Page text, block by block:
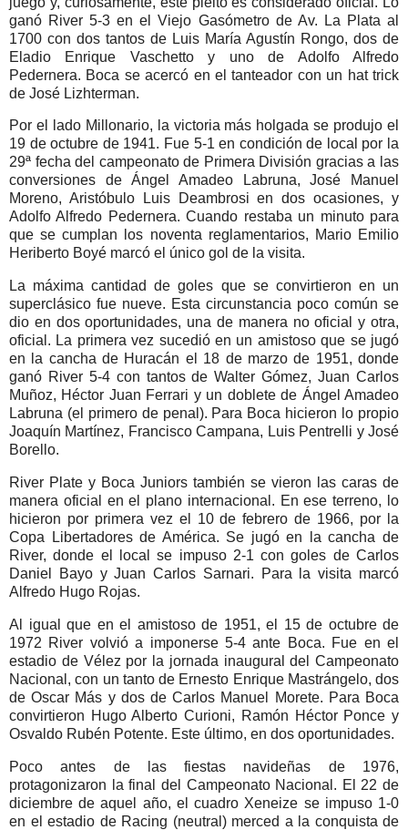
ganó River 5-3 en el Viejo Gasómetro de Av. La Plata al
1700 con dos tantos de Luis María Agustín Rongo, dos de
Eladio Enrique Vaschetto y uno de Adolfo Alfredo
Pedernera. Boca se acercó en el tanteador con un hat trick
de José Lizhterman.
Por el lado Millonario, la victoria más holgada se produjo el
19 de octubre de 1941. Fue 5-1 en condición de local por la
29ª fecha del campeonato de Primera División gracias a las
conversiones de Ángel Amadeo Labruna, José Manuel
Moreno, Aristóbulo Luis Deambrosi en dos ocasiones, y
Adolfo Alfredo Pedernera. Cuando restaba un minuto para
que se cumplan los noventa reglamentarios, Mario Emilio
Heriberto Boyé marcó el único gol de la visita.
La máxima cantidad de goles que se convirtieron en un
superclásico fue nueve. Esta circunstancia poco común se
dio en dos oportunidades, una de manera no oficial y otra,
oficial. La primera vez sucedió en un amistoso que se jugó
en la cancha de Huracán el 18 de marzo de 1951, donde
ganó River 5-4 con tantos de Walter Gómez, Juan Carlos
Muñoz, Héctor Juan Ferrari y un doblete de Ángel Amadeo
Labruna (el primero de penal). Para Boca hicieron lo propio
Joaquín Martínez, Francisco Campana, Luis Pentrelli y José
Borello.
River Plate y Boca Juniors también se vieron las caras de
manera oficial en el plano internacional. En ese terreno, lo
hicieron por primera vez el 10 de febrero de 1966, por la
Copa Libertadores de América. Se jugó en la cancha de
River, donde el local se impuso 2-1 con goles de Carlos
Daniel Bayo y Juan Carlos Sarnari. Para la visita marcó
Alfredo Hugo Rojas.
Al igual que en el amistoso de 1951, el 15 de octubre de
1972 River volvió a imponerse 5-4 ante Boca. Fue en el
estadio de Vélez por la jornada inaugural del Campeonato
Nacional, con un tanto de Ernesto Enrique Mastrángelo, dos
de Oscar Más y dos de Carlos Manuel Morete. Para Boca
convirtieron Hugo Alberto Curioni, Ramón Héctor Ponce y
Osvaldo Rubén Potente. Este último, en dos oportunidades.
Poco antes de las fiestas navideñas de 1976,
protagonizaron la final del Campeonato Nacional. El 22 de
diciembre de aquel año, el cuadro Xeneize se impuso 1-0
en el estadio de Racing (neutral) merced a la conquista de